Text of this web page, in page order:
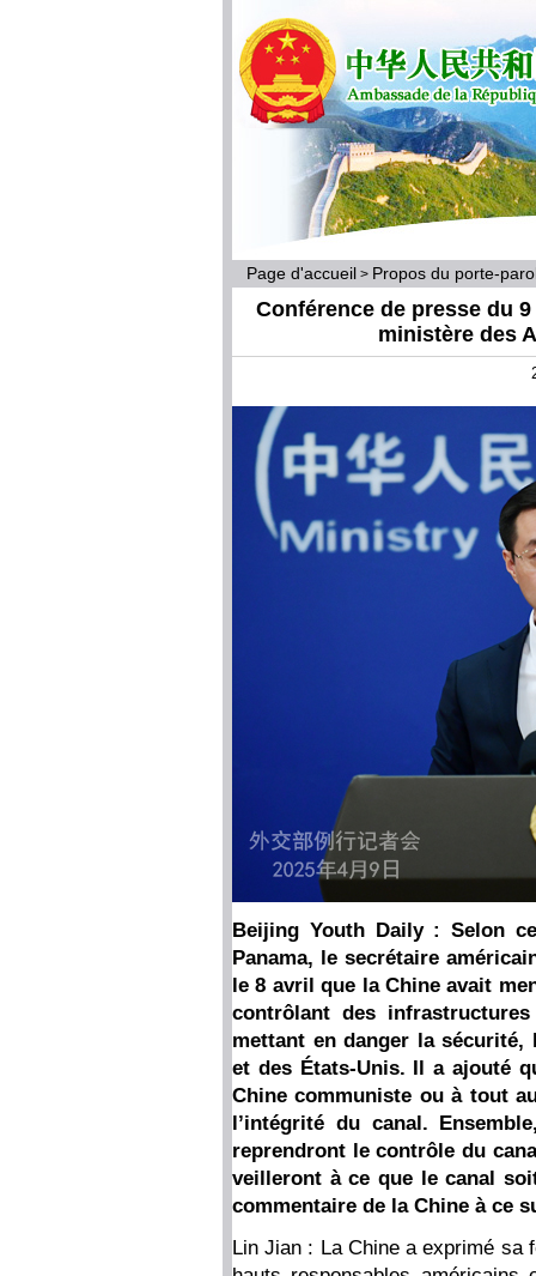
Page d'accueil > Propos du porte-
Conférence de presse du
ministère des
Beijing Youth Daily : Selon
Panama, le secrétaire
le 8 avril que la Chine avait
contrôlant des
mettant en danger la sécurité,
et des États-Unis. Il a ajouté
Chine communiste ou à tout
l’intégrité du canal.
reprendront le contrôle du
veilleront à ce que le canal
commentaire de la Chine à ce
Lin Jian : La Chine a exprimé sa